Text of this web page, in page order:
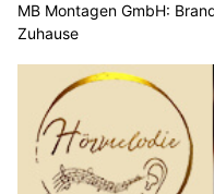
MB Montagen GmbH:
Zuhause